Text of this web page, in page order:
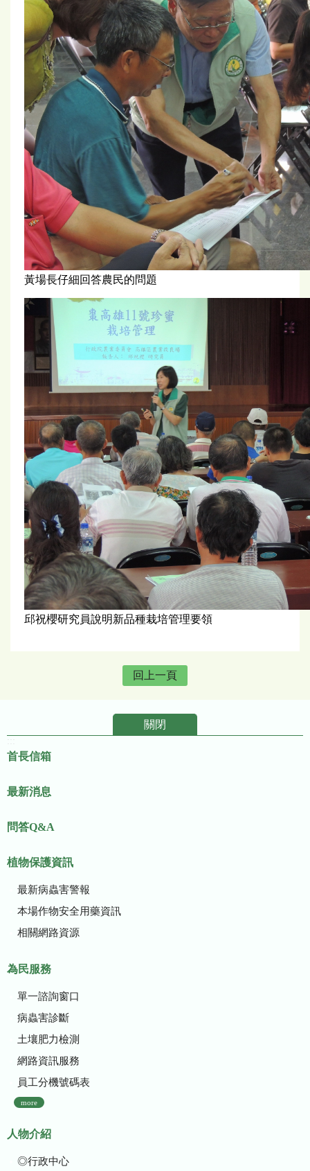
黃場長仔細回答農民的問題
邱祝櫻研究員說明新品種栽培管理要領
回上一頁
關閉
首長信箱
最新消息
問答Q&A
植物保護資訊
最新病蟲害警報
本場作物安全用藥資訊
相關網路資源
為民服務
單一諮詢窗口
病蟲害診斷
土壤肥力檢測
網路資訊服務
員工分機號碼表
more
人物介紹
◎行政中心